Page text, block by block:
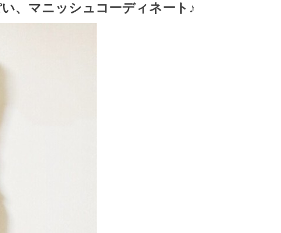
、マニッシュコーディネート♪